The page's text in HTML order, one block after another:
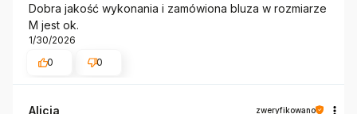
Dobra jakość wykonania i zamówiona bluza w rozmiarze
M jest ok.
1/30/2026
0
0
Alicja zweryfikowano